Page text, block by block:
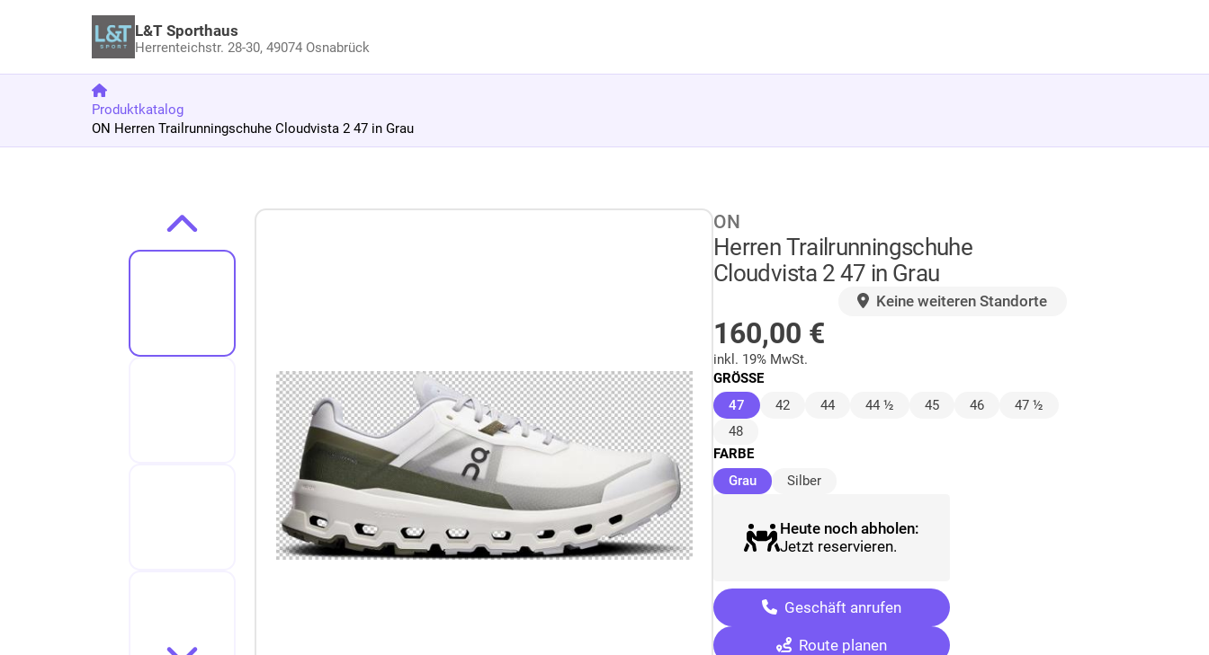
L&T Sporthaus
Herrenteichstr. 28-30,49074 Osnabrück
Produktkatalog
ON Herren Trailrunningschuhe Cloudvista 2 47 in Grau
Zur Produktbeschreibung springen ON
Herren Trailrunningschuhe
Cloudvista 2 47 in Grau
Keine weiteren Standorte
160,00 €
inkl. 19% MwSt.
GRÖSSE
47 (ausgewählt)
42 44 44 ½ 45 46
47 ½
48
FARBE
Grau(ausgewählt)
Silber
Heute noch abholen:
Jetzt reservieren.
Geschäft anrufen
Route planen